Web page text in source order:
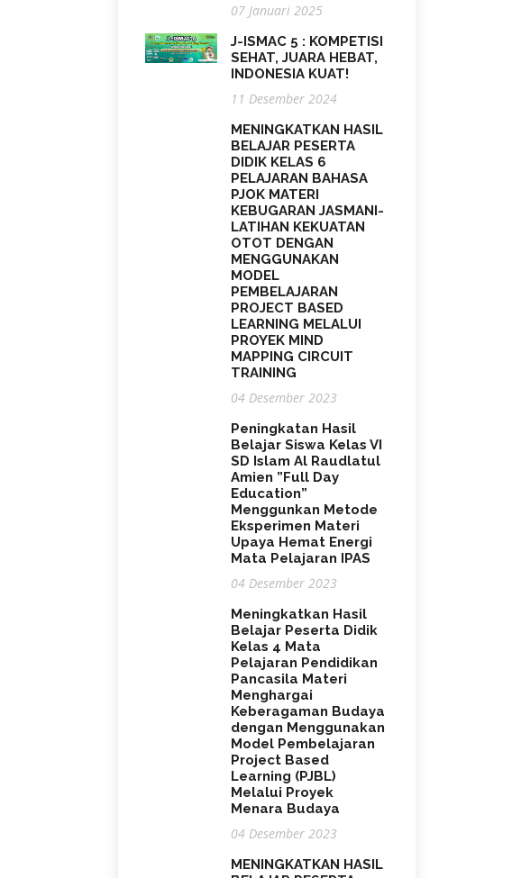
07 Januari 2025
J-ISMAC 5 : KOMPETISI
SEHAT, JUARA HEBAT,
INDONESIA KUAT!
11 Desember 2024
MENINGKATKAN HASIL
BELAJAR PESERTA
DIDIK KELAS 6
PELAJARAN BAHASA
PJOK MATERI
KEBUGARAN JASMANI-
LATIHAN KEKUATAN
OTOT DENGAN
MENGGUNAKAN
MODEL
PEMBELAJARAN
PROJECT BASED
LEARNING MELALUI
PROYEK MIND
MAPPING CIRCUIT
TRAINING
04 Desember 2023
Peningkatan Hasil
Belajar Siswa Kelas VI
SD Islam Al Raudlatul
Amien ”Full Day
Education”
Menggunkan Metode
Eksperimen Materi
Upaya Hemat Energi
Mata Pelajaran IPAS
04 Desember 2023
Meningkatkan Hasil
Belajar Peserta Didik
Kelas 4 Mata
Pelajaran Pendidikan
Pancasila Materi
Menghargai
Keberagaman Budaya
dengan Menggunakan
Model Pembelajaran
Project Based
Learning (PJBL)
Melalui Proyek
Menara Budaya
04 Desember 2023
MENINGKATKAN HASIL